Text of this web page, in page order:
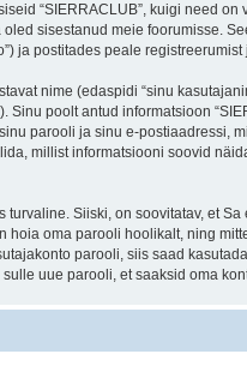
“SIERRACLUB”, kuigi need
sisestanud meie foorumisse.
ja postitades peale
nime (edaspidi “sinu
Sinu poolt antud informatsioon
parooli ja sinu e-postiaadressi,
millist informatsiooni soovid
Siiski, on soovitatav, et
hoia oma parooli hoolikalt, ning
parooli, siis saad
uue parooli, et saaksid oma